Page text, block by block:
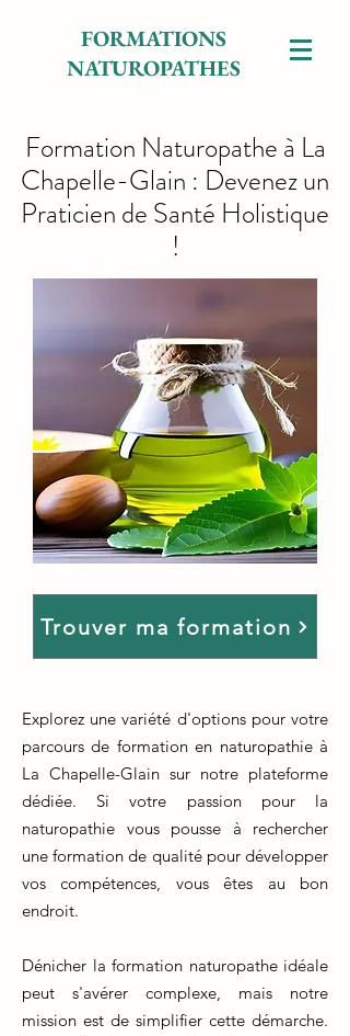
FORMATIONS
NATUROPATHES
Formation Naturopathe à La
Chapelle-Glain : Devenez un
Praticien de Santé Holistique
!
Trouver ma formation
Explorez une variété d'options pour votre
parcours de formation en naturopathie à
La Chapelle-Glain sur notre plateforme
dédiée. Si votre passion pour la
naturopathie vous pousse à rechercher
une formation de qualité pour développer
vos compétences, vous êtes au bon
endroit.
Dénicher la formation naturopathe idéale
peut s'avérer complexe, mais notre
mission est de simplifier cette démarche.